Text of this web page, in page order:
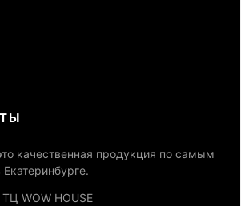
качественная продукция по самым
ТЦ WOW HOUSE